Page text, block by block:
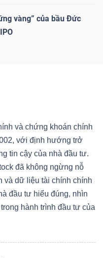
vàng” của bầu Đức
và chứng khoán chính
với định hướng trở
tin cậy của nhà đầu tư.
đã không ngừng nỗ
và dữ liệu tài chính chính
đầu tư hiểu đúng, nhìn
hành trình đầu tư của